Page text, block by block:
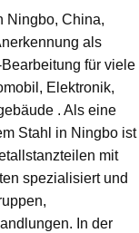
Ningbo, China,
als
für viele
Elektronik,
. Als eine
Stahl in Ningbo ist
mit
spezialisiert und
In der